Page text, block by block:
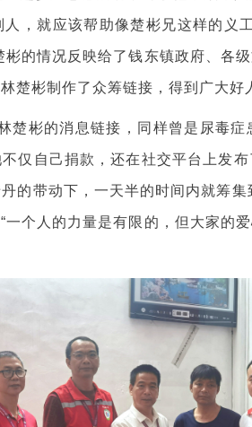
，就应该帮助像楚彬兄这样的义
彬的情况反映给了钱东镇政府、各
楚彬制作了众筹链接，得到广大好
楚彬的消息链接，同样曾是尿毒
仅自己捐款，还在社交平台上发
的带动下，一天半的时间内就筹
一个人的力量是有限的，但大家的